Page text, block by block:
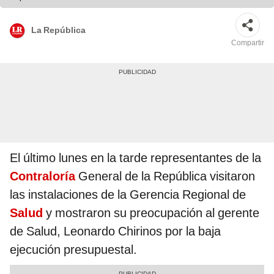
La República
Compartir
El último lunes en la tarde representantes de la
ContraloríaGeneral de la República visitaron
las instalaciones de la Gerencia Regional de
Salud y mostraron su preocupación al gerente
de Salud, Leonardo Chirinos por la baja
ejecución presupuestal.